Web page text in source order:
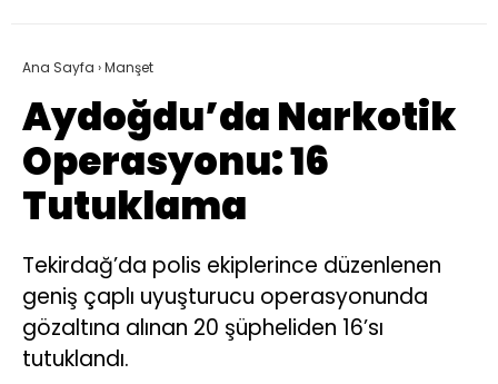
Ana Sayfa ›Manşet
Aydoğdu’da Narkotik
Operasyonu: 16
Tutuklama
Tekirdağ’da polis ekiplerince düzenlenen
geniş çaplı uyuşturucu operasyonunda
gözaltına alınan 20 şüpheliden 16’sı
tutuklandı.